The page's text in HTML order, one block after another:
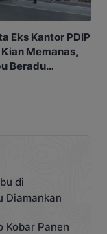
Eks Kantor PDIP
Memanas,
Beradu
di
Diamankan
Kobar Panen